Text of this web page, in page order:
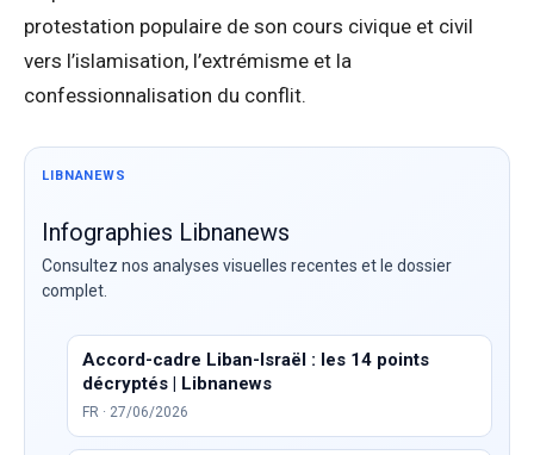
protestation populaire de son cours civique et civil
vers l’islamisation, l’extrémisme et la
confessionnalisation du conflit.
LIBNANEWS
Infographies Libnanews
Consultez nos analyses visuelles recentes et le dossier
complet.
Accord-cadre Liban-Israël : les 14 points
décryptés | Libnanews
FR · 27/06/2026